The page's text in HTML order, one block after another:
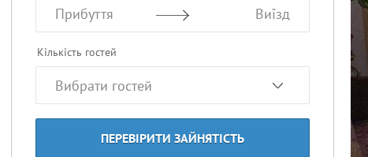
Прибуття Виїзд
Кількість гостей
ПЕРЕВІРИТИ ЗАЙНЯТІСТЬ